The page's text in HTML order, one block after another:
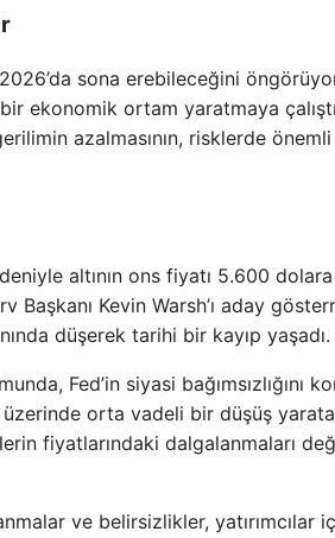
sona erebileceğini
ekonomik ortam yaratmaya
azalmasının, risklerde
altının ons fiyatı 5.600
Başkanı Kevin Warsh’ı aday
düşerek tarihi bir kayıp yaşadı.
Fed’in siyasi
orta vadeli bir düşüş
fiyatlarındaki dalgalanmaları
ve belirsizlikler, yatırımcılar